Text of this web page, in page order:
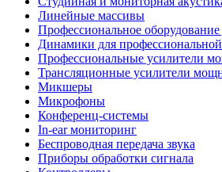
Линейные массивы
Профессиональное оборудование
Динамики для
Профессиональные усилители
Трансляционные усилители
Микшеры
Микрофоны
Конференц-системы
In-ear мониторинг
Беспроводная передача звука
Приборы обработки сигнала